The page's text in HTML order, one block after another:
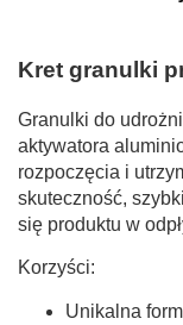
Kret granulki
Granulki do
aktywatora
rozpoczęcia i
skuteczność,
się produktu w
Korzyści:
Unikalna